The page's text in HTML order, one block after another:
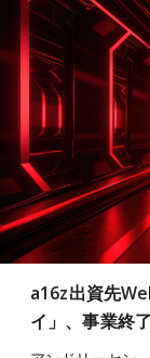
a16z出資先
イ」、事業終